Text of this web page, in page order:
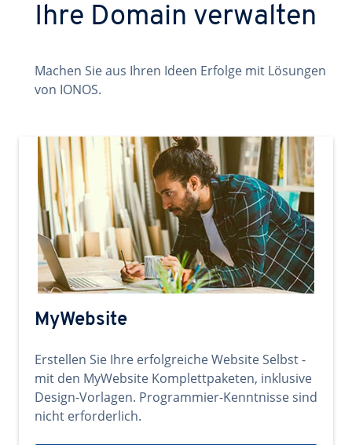
Ihre Domain verwalten
Machen Sie aus Ihren Ideen Erfolge mit Lösungen
von IONOS.
MyWebsite
Erstellen Sie Ihre erfolgreiche Website Selbst -
mit den MyWebsite Komplettpaketen, inklusive
Design-Vorlagen. Programmier-Kenntnisse sind
nicht erforderlich.